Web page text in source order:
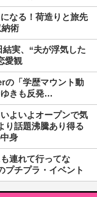
なる！荷造りと旅先
術
実、“夫が浮気した
愛観
の「学歴マウント動
きも反発…
よいよオープンで気
話題沸騰あり得る
身
連れて行ってな
チプラ・イベント